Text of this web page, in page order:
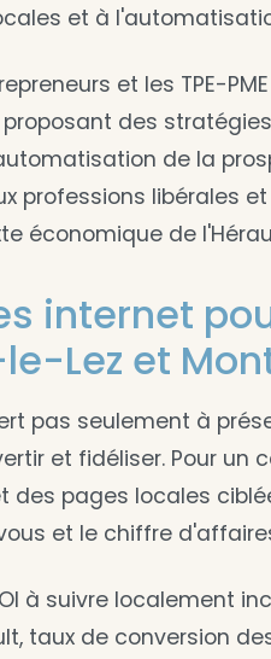
et à
et les TPE-
des
de la
professions libérales
économique de
internet
Lez et
pas seulement à
et fidéliser. Pour un
des pages locales
et le chiffre
à suivre localement
taux de conversion